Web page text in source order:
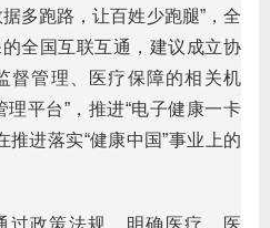
多跑路，让百姓少跑腿”，全
全国互联互通，建议成立协
督管理、医疗保障的相关机
平台”，推进“电子健康一卡
推进落实“健康中国”事业上的
过政策法规，明确医疗、医